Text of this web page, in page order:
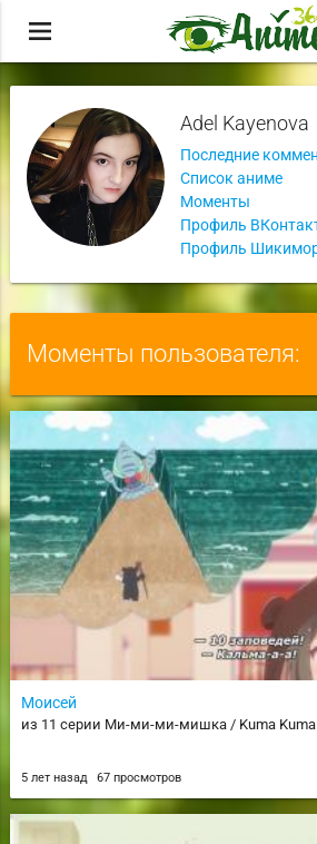
menu
Adel Kayenova
Последние
Список аниме
Моменты
Профиль
Профиль
Моменты пользователя:
Моисей
из 11 серии Ми-ми-ми-мишка / Kuma Kuma
5 лет назад 67 просмотров